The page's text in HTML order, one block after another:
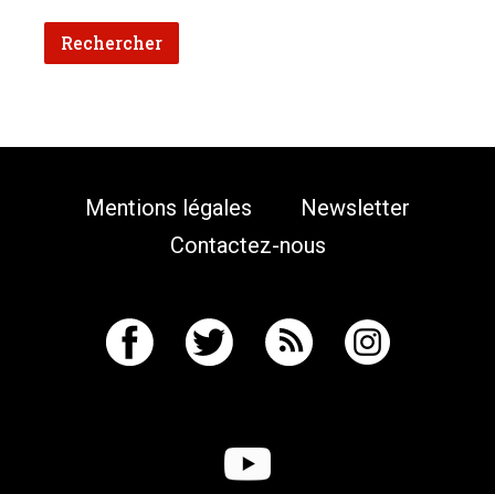
Mentions légales
Newsletter
Contactez-nous